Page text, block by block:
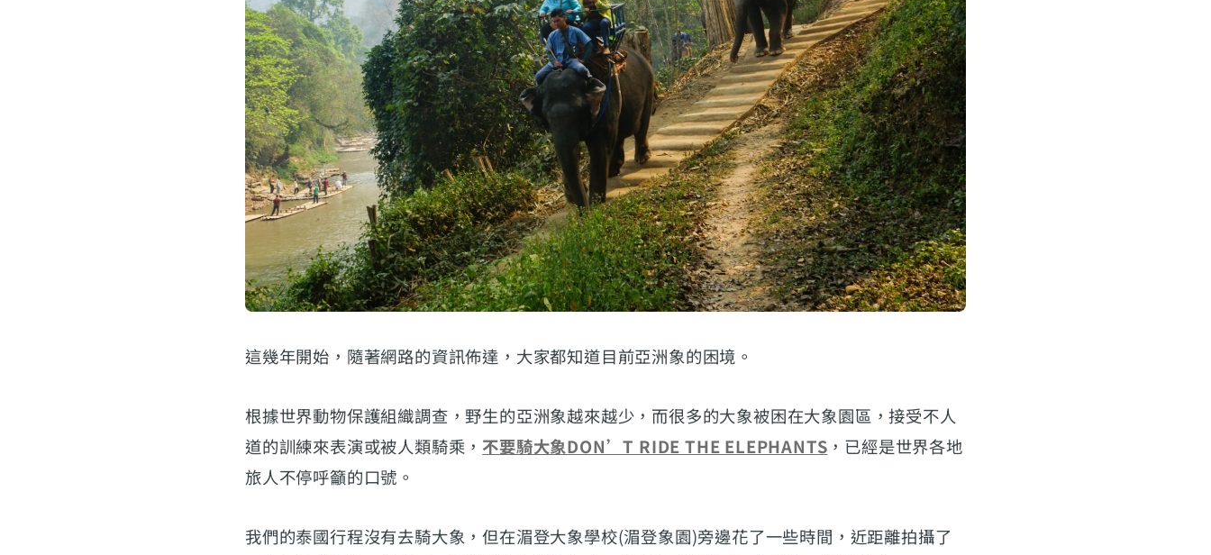
這幾年開始，隨著網路的資訊佈達，大家都知道目前亞洲象的困境。
根據世界動物保護組織調查，野生的亞洲象越來越少，而很多的大象被困在大象園區，接受不人
道的訓練來表演或被人類騎乘， 不要騎大象DON’T RIDE THE ELEPHANTS ，已經是世界各地
旅人不停呼籲的口號。
我們的泰國行程沒有去騎大象，但在湄登大象學校(湄登象園)旁邊花了一些時間，近距離拍攝了